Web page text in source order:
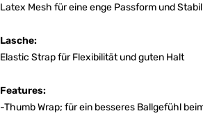
Latex Mesh für eine enge Passform und
Lasche:
Elastic Strap für Flexibilität und guten Halt
Features:
-Thumb Wrap; für ein besseres Ballgefühl